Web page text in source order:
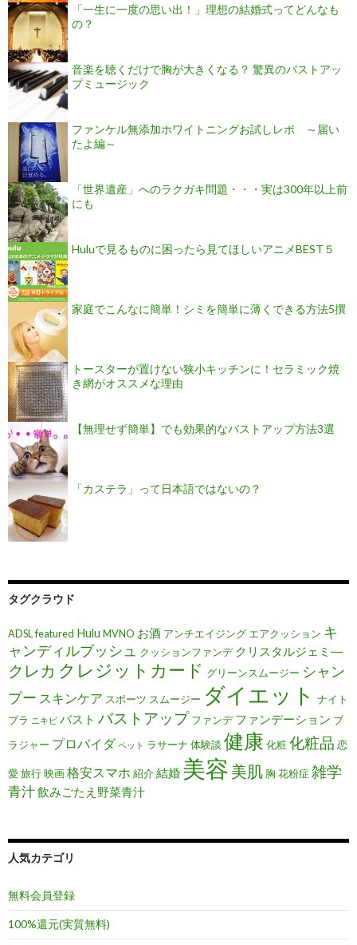
「一生に一度の思い出！」理想の結婚式ってどんなも
の？
音楽を聴くだけで胸が大きくなる？ 驚異のバストアッ
プミュージック
ファンケル無添加ホワイトニングお試しレポ ～届い
たよ編～
「世界遺産」へのラクガキ問題・・・実は300年以上前
にも
Huluで見るものに困ったら見てほしいアニメBEST５
家庭でこんなに簡単！シミを簡単に薄くできる方法5撰
トースターが置けない狭小キッチンに！セラミック焼
き網がオススメな理由
【無理せず簡単】でも効果的なバストアップ方法3選
「カステラ」って日本語ではないの？
タグクラウド
ADSLfeatured Hulu MVNO お酒 アンチエイジング エアクッション キ
ャンディルブッシュ クッションファンデ クリスタルジェミ―
クレカ クレジットカード グリーンスムージー シャン
プー スキンケア スポーツ スムージー ダイエット
ナイト
ブラ ニキビ バスト バストアップ ファンデ ファンデーション ブ
ラジャー プロバイダ ペット ラサーナ 体験談 健康 化粧化粧品 恋
愛旅行映画格安スマホ 紹介結婚 美容 美肌 胸 花粉症 雑学
青汁飲みごたえ野菜青汁
人気カテゴリ
無料会員登録
100%還元(実質無料)